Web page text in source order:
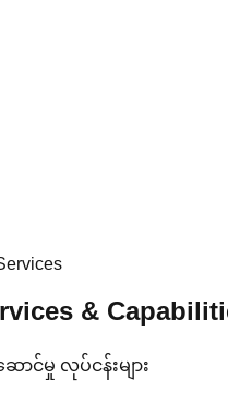
&
င်မှု လုပ်ငန်းများ